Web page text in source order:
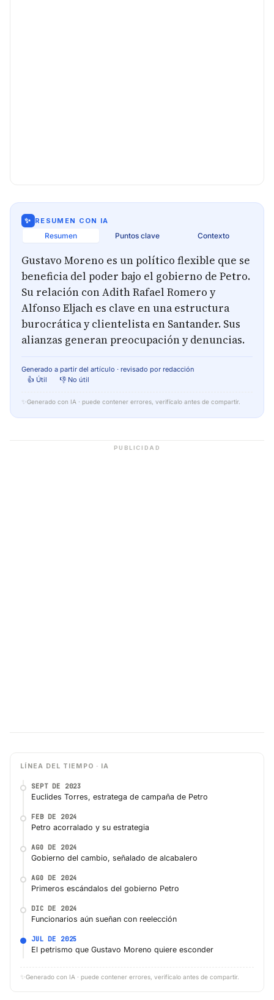
✨ RESUMEN CON IA
Resumen Puntos clave Contexto
Gustavo Moreno es un político flexible que se
beneficia del poder bajo el gobierno de Petro.
Su relación con Adith Rafael Romero y
Alfonso Eljach es clave en una estructura
burocrática y clientelista en Santander. Sus
alianzas generan preocupación y denuncias.
Generado a partir del artículo · revisado por redacción
👍 Útil
👎 No útil
✨ Generado con IA · puede contener errores, verifícalo antes de compartir.
PUBLICIDAD
LÍNEA DEL TIEMPO · IA
SEPT DE 2023
Euclides Torres, estratega de campaña de Petro
FEB DE 2024
Petro acorralado y su estrategia
AGO DE 2024
Gobierno del cambio, señalado de alcabalero
AGO DE 2024
Primeros escándalos del gobierno Petro
DIC DE 2024
Funcionarios aún sueñan con reelección
JUL DE 2025
El petrismo que Gustavo Moreno quiere esconder
✨ Generado con IA · puede contener errores, verifícalo antes de compartir.